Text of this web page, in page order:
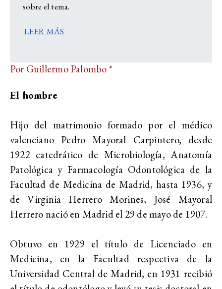
sobre el tema.
LEER MÁS
Por Guillermo Palombo *
El hombre
Hijo del matrimonio formado por el médico
valenciano Pedro Mayoral Carpintero, desde
1922 catedrático de Microbiología, Anatomía
Patológica y Farmacología Odontológica de la
Facultad de Medicina de Madrid, hasta 1936, y
de Virginia Herrero Morines, José Mayoral
Herrero nació en Madrid el 29 de mayo de 1907.
Obtuvo en 1929 el título de Licenciado en
Medicina, en la Facultad respectiva de la
Universidad Central de Madrid, en 1931 recibió